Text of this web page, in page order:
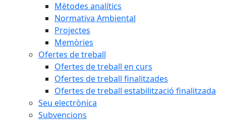
Mètodes analítics
Normativa Ambiental
Projectes
Memòries
Ofertes de treball
Ofertes de treball en curs
Ofertes de treball finalitzades
Ofertes de treball estabilització finalitzada
Seu electrònica
Subvencions